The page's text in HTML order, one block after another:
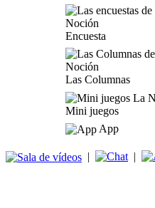
Encuesta
Las Columnas
Mini juegos
App
| |